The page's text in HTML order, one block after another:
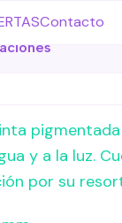
Contacto
y a la luz.
por su